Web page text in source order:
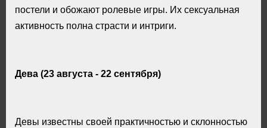
постели и обожают ролевые игры. Их сексуальная
активность полна страсти и интриги.
Дева (23 августа - 22 сентября)
Девы известны своей практичностью и склонностью